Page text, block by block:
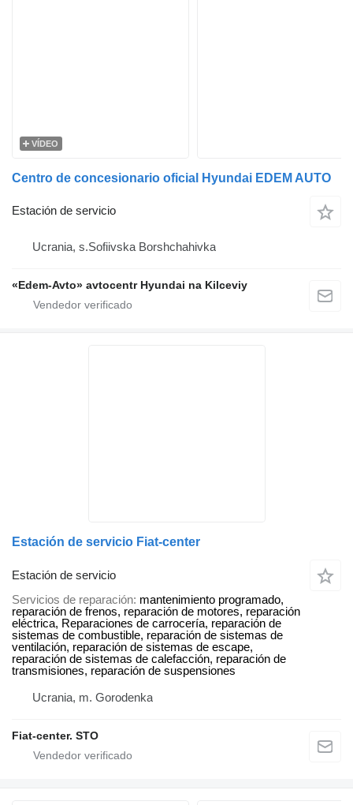
VÍDEO
Centro de concesionario oficial Hyundai EDEM AUTO
Estación de servicio
Ucrania, s.Sofiivska Borshchahivka
«Edem-Avto» avtocentr Hyundai na Kilceviy
Estación de servicio Fiat-center
Estación de servicio
Servicios de reparación mantenimiento programado,
reparación de frenos, reparación de motores, reparación
eléctrica, Reparaciones de carrocería, reparación de
sistemas de combustible, reparación de sistemas de
ventilación, reparación de sistemas de escape,
reparación de sistemas de calefacción, reparación de
transmisiones, reparación de suspensiones
Ucrania, m. Gorodenka
Fiat-center. STO